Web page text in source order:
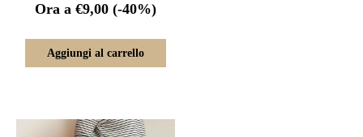
Ora a €9,00(-40%)
Aggiungi al carrello